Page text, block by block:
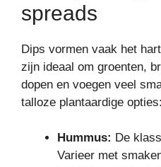
spreads
Dips vormen vaak het
zijn ideaal om groenten,
dopen en voegen veel
talloze plantaardige opties:
Hummus: De
Varieer met